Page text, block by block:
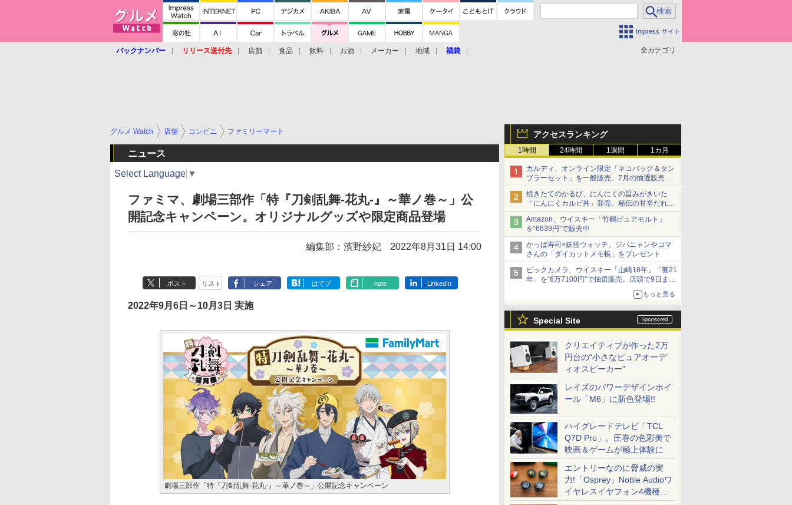
Impress サイト
全カテゴリ
バックナンバー リリース送付先 店舗 食品 飲料 お酒 メーカー 地域 福袋
アクセスランキング
1時間 24時間 1週間 1カ月
カルディ、オンライン限定「ネコバッグ＆タン
ブラーセット」を一般販売。7月の抽選販売の
当選無効分
焼きたてのかるび、にんにくの旨みがきいた
「にんにくカルビ丼」発売。秘伝の甘辛だれを
絡めた「豚カルビ丼」も復活
Amazon、ウイスキー「竹鶴ピュアモルト」
を“6639円”で販売中
かっぱ寿司×妖怪ウォッチ、ジバニャンやコマ
さんの「ダイカットメモ帳」をプレゼント
ビックカメラ、ウイスキー「山崎18年」「響21
年」を“6万7100円”で抽選販売。店頭で9日まで
もっと見る
Special Site
クリエイティブが作った2万
円台の“小さなピュアオーデ
ィオスピーカー”
レイズのパワーデザインホイ
ール「M6」に新色登場!!
ハイグレードテレビ「TCL
Q7D Pro」。圧巻の色彩美で
映画＆ゲームが極上体験に
エントリーなのに脅威の実
力!「Osprey」Noble Audioワ
イヤレスイヤフォン4機種を
グルメ Watch 店舗 コンビニ ファミリーマート
ニュース
Select Language ▼
ファミマ、劇場三部作「特『刀剣乱舞-花丸-』～華ノ巻～」公
開記念キャンペーン。オリジナルグッズや限定商品登場
編集部：濱野紗妃 2022年8月31日 14:00
ポスト リスト シェア はてブ note LinkedIn
2022年9月6日～10月3日 実施
劇場三部作「特『刀剣乱舞-花丸-』～華ノ巻～」公開記念キャンペーン